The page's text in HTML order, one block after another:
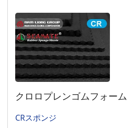
クロロプレンゴムフォーム
CRスポンジ